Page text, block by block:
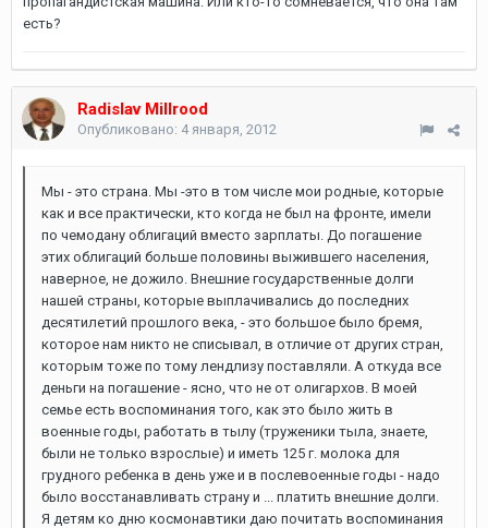
есть?
Radislav Millrood
Опубликовано: 4 января, 2012
Мы - это страна. Мы -это в том числе мои родные, которые
как и все практически, кто когда не был на фронте, имели
по чемодану облигаций вместо зарплаты. До погашение
этих облигаций больше половины выжившего населения,
наверное, не дожило. Внешние государственные долги
нашей страны, которые выплачивались до последних
десятилетий прошлого века, - это большое было бремя,
которое нам никто не списывал, в отличие от других стран,
которым тоже по тому лендлизу поставляли. А откуда все
деньги на погашение - ясно, что не от олигархов. В моей
семье есть воспоминания того, как это было жить в
военные годы, работать в тылу (труженики тыла, знаете,
были не только взрослые) и иметь 125 г. молока для
грудного ребенка в день уже и в послевоенные годы - надо
было восстанавливать страну и ... платить внешние долги.
Я детям ко дню космонавтики даю почитать воспоминания